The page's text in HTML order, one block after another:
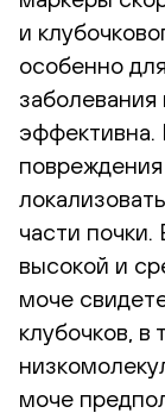
и
особенно
заболевания
эффективна.
части
высокой и
моче
клубочков, в
моче